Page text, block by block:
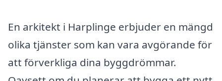
En arkitekt i Harplinge erbjuder en mängd
olika tjänster som kan vara avgörande för
att förverkliga dina byggdrömmar.